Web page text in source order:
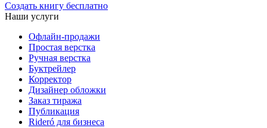
Создать книгу бесплатно
Наши услуги
Офлайн-продажи
Простая верстка
Ручная верстка
Буктрейлер
Корректор
Дизайнер обложки
Заказ тиража
Публикация
Rideró для бизнеса